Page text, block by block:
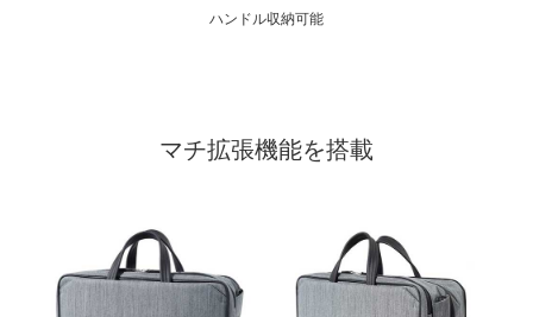
ハンドル収納可能
マチ拡張機能を搭載